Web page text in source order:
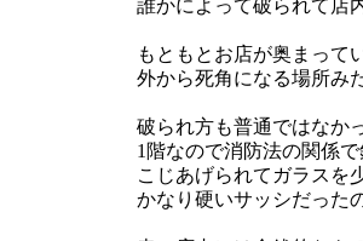
誰かによって破られて店
もともとお店が奥まって
外から死角になる場所み
破られ方も普通ではなか
1階なので消防法の関係
こじあげられてガラスを
かなり硬いサッシだった